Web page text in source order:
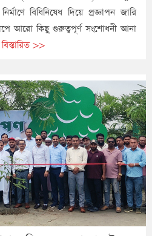
বিধিনিষেধ দিয়ে প্রজ্ঞাপন জারি
আরো কিছু গুরুত্বপূর্ণ সংশোধনী আনা
বিস্তারিত >>